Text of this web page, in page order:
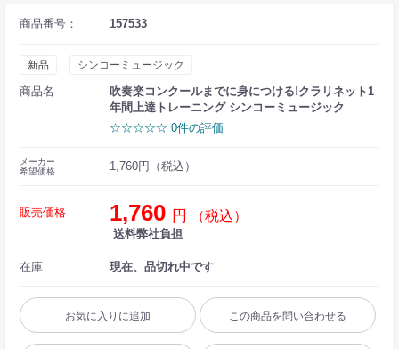
商品番号： 157533
新品 シンコーミュージック
商品名
吹奏楽コンクールまでに身につける!クラリネット1
年間上達トレーニング シンコーミュージック
☆☆☆☆☆ 0件の評価
メーカー
希望価格
1,760円（税込）
販売価格 1,760 円 （税込）
送料弊社負担
在庫 現在、品切れ中です
お気に入りに追加 この商品を問い合わせる